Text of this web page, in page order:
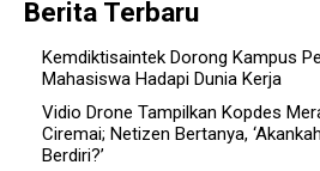
Berita Terbaru
Kemdiktisaintek Dorong Kampus
Mahasiswa Hadapi Dunia Kerja
Vidio Drone Tampilkan Kopdes
Ciremai; Netizen Bertanya,
Berdiri?’